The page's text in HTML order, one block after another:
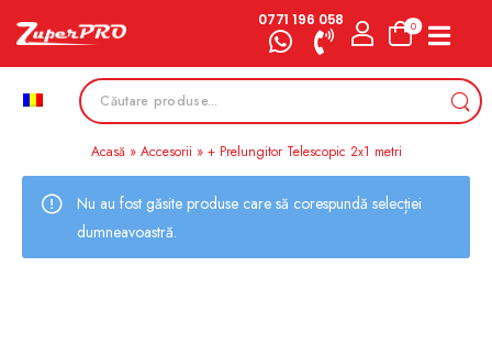
0771 196 058 0
Acasă » Accesorii » + Prelungitor Telescopic 2x1 metri
Nu au fost găsite produse care să corespundă selecției
dumneavoastră.